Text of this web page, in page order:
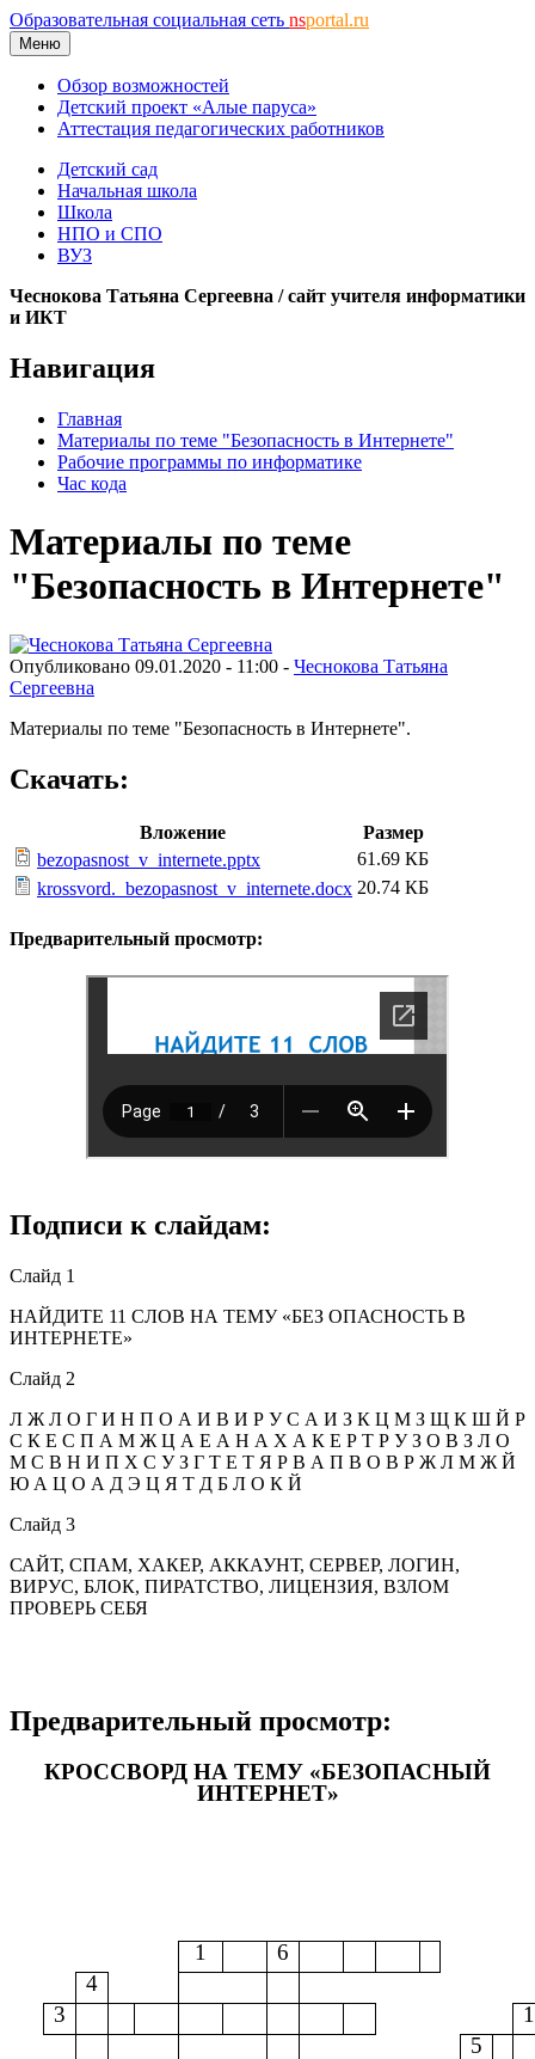
Образовательная социальная сеть nsportal.ru
Меню
Обзор возможностей
Детский проект «Алые паруса»
Аттестация педагогических работников
Детский сад
Начальная школа
Школа
НПО и СПО
ВУЗ
Чеснокова Татьяна Сергеевна / сайт учителя информатики
и ИКТ
Навигация
Главная
Материалы по теме "Безопасность в Интернете"
Рабочие программы по информатике
Час кода
Материалы по теме
"Безопасность в Интернете"
Опубликовано 09.01.2020 - 11:00 - Чеснокова Татьяна
Сергеевна
Материалы по теме "Безопасность в Интернете".
Скачать:
Вложение
Размер
bezopasnost_v_internete.pptx
61.69 КБ
krossvord._bezopasnost_v_internete.docx 20.74 КБ
Предварительный просмотр:
Подписи к слайдам:
Слайд 1
НАЙДИТЕ 11 СЛОВ НА ТЕМУ «БЕЗ ОПАСНОСТЬ В
ИНТЕРНЕТЕ»
Слайд 2
Л Ж Л О Г И Н П О А И В И Р У С А И З К Ц М З Щ К Ш Й Р
С К Е С П А М Ж Ц А Е А Н А Х А К Е Р Т Р У З О В З Л О
М С В Н И П Х С У З Г Т Е Т Я Р В А П В О В Р Ж Л М Ж Й
Ю А Ц О А Д Э Ц Я Т Д Б Л О К Й
Слайд 3
САЙТ, СПАМ, ХАКЕР, АККАУНТ, СЕРВЕР, ЛОГИН,
ВИРУС, БЛОК, ПИРАТСТВО, ЛИЦЕНЗИЯ, ВЗЛОМ
ПРОВЕРЬ СЕБЯ
Предварительный просмотр:
КРОССВОРД НА ТЕМУ «БЕЗОПАСНЫЙ
ИНТЕРНЕТ»
1
6
4
3
5